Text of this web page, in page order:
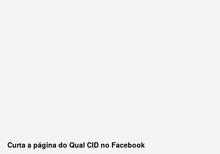
Curta a página do Qual CID no Facebook